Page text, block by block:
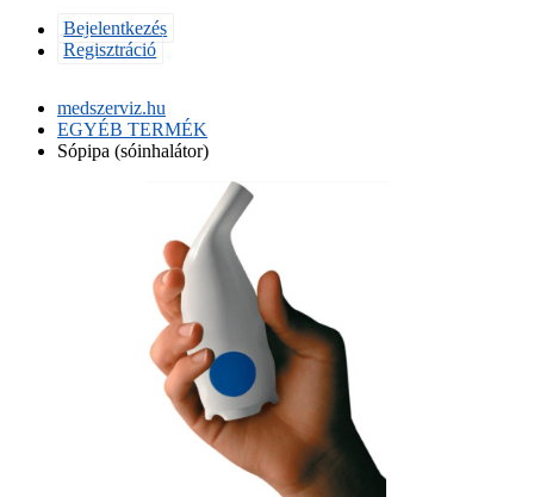
Bejelentkezés
Regisztráció
medszerviz.hu
EGYÉB TERMÉK
Sópipa (sóinhalátor)